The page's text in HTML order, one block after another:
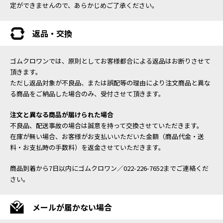
定ができませんので、あらかじめご了承ください。
返品・交換
ゴムクロワンでは、原則としてお客様都合による返品はお断りさせて
頂きます。
ただし返品対象が不良品、または誤配等の理由により注文商品と異な
る商品をご納品した場合のみ、受付させて頂きます。
注文と異なる商品が届けられた場合
不良品、配送事故の場合は誠意を持って交換させていただきます。
在庫が無い場合、お客様がお支払いいただいた金額（商品代金・送
料・お支払時の手数料）を返金させていただきます。
商品到着から7日以内にゴムクロワン／022-226-7652までご連絡くだ
さい。
メールが届かない場合